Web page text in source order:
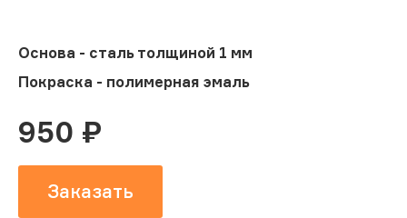
Основа - сталь толщиной 1 мм
Покраска - полимерная эмаль
950 ₽
Заказать